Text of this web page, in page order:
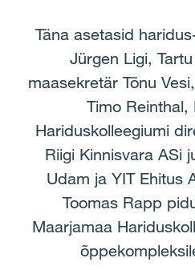
Täna asetasid
Jürgen Ligi,
maasekretär Tõnu
Timo Reinthal,
Hariduskolleegiumi
Riigi Kinnisvara ASi
Udam ja YIT Ehitus
Toomas Rapp
Maarjamaa